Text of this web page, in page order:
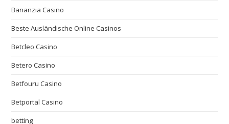
Bananzia Casino
Beste Ausländische Online Casinos
Betcleo Casino
Betero Casino
Betfouru Casino
Betportal Casino
betting